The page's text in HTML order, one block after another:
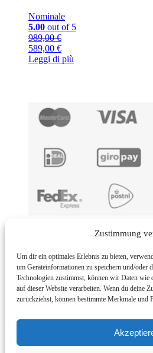
Zustimmung
Um dir ein optimales Erlebnis zu bieten,
um Geräteinformationen zu speichern und/oder
Technologien zustimmst, können wir Daten wie
auf dieser Website verarbeiten. Wenn du deine
zurückziehst, können bestimmte Merkmale und
Nominale
5.00 out of 5
989,00€
Il
prezzo
589,00 €Il
prezzo
Leggi di più
Berlin | Germany
E-Mail: info@bmut.de
Condizioni di restituzione
© 2026BMUT®– Tutti i diritti
Powered by